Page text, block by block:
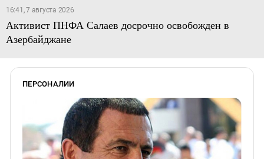
16:41, 7 августа 2026
Активист ПНФА Салаев досрочно освобожден в
Азербайджане
ПЕРСОНАЛИИ